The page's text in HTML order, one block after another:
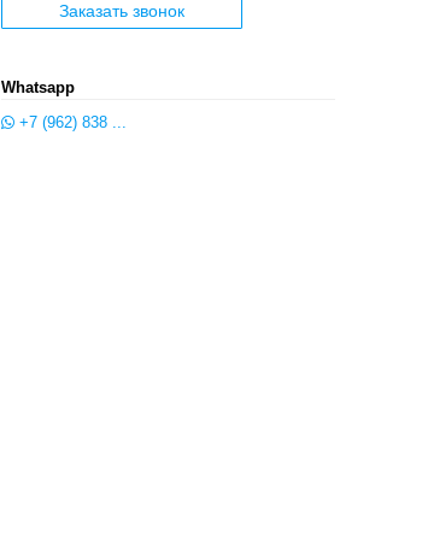
Заказать звонок
Whatsapp
+7 (962) 838 ...